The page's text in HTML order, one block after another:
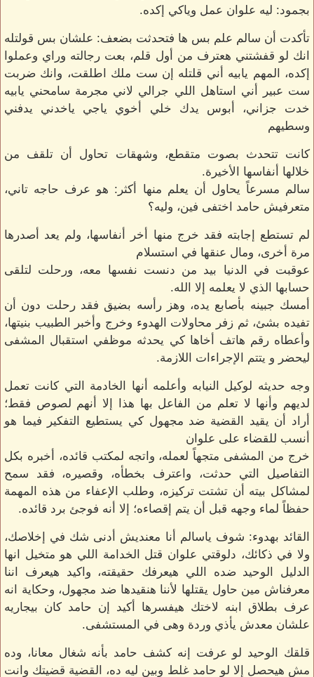
بجمود: ليه علوان عمل وياكي إكده.
تأكدت أن سالم علم بس ها فتحدثت بضعف: علشان بس قولتله
انك لو قفشتني هعترف من أول قلم، بعت رجالته وراي وعملوا
إكده، المهم يابيه أني قلتله إن ست ملك اطلقت، وانك ضربت
ست عبير أني استاهل اللي جرالي لاني مجرمة سامحني يابيه
خدت جزاني، أبوس يدك خلي أخوي ياجي ياخدني يدفني
وسطيهم
كانت تتحدث بصوت متقطع، وشهقات تحاول أن تلقف من
خلالها أنفاسها الأخيرة.
سالم مسرعاً يحاول أن يعلم منها أكثر: هو عرف حاجه تاني،
متعرفيش حامد اختفى فين، وليه؟
لم تستطع إجابته فقد خرج منها أخر أنفاسها، ولم يعد أصدرها
مرة أخرى، ومال عنقها في استسلام
عوقبت في الدنيا بيد من دنست نفسها معه، ورحلت لتلقى
حسابها الذي لا يعلمه إلا الله.
أمسك جبينه بأصابع يده، وهز رأسه بضيق فقد رحلت دون أن
تفيده بشئ، ثم زفر محاولات الهدوء وخرج وأخبر الطبيب بنيتها،
وأعطاه رقم هاتف أخاها كي يحدثه موظفي استقبال المشفى
ليحضر و يتتم الإجراءات اللازمة.
وجه حديثه لوكيل النيابه وأعلمه أنها الخادمة التي كانت تعمل
لديهم وأنها لا تعلم من الفاعل بها هذا إلا أنهم لصوص فقط؛
أراد أن يقيد القضية ضد مجهول كي يستطيع التفكير فيما هو
أنسب للقضاء على علوان
خرج من المشفى متجهاً لعمله، واتجه لمكتب قائده، أخبره بكل
التفاصيل التي حدثت، واعترف بخطأه، وقصيره، فقد سمح
لمشاكل بيته أن تشتت تركيزه، وطلب الإعفاء من هذه المهمة
حفظاً لماء وجهه قبل أن يتم إقصاءه؛ إلا أنه فوجئ برد قائده.
القائد بهدوء: شوف ياسالم أنا معنديش أدنى شك في إخلاصك،
ولا في ذكائك، دلوقتي علوان قتل الخدامة اللي هو متخيل انها
الدليل الوحيد ضده اللي هيعرفك حقيقته، واكيد هيعرف اننا
معرفناش مين حاول يقتلها لأننا هنقيدها ضد مجهول، وحكاية انه
عرف بطلاق ابنه لاختك هيفسرها أكيد إن حامد كان بيجاريه
علشان معدش يأذي وردة وهى في المستشفى.
قلقك الوحيد لو عرفت إنه كشف حامد بأنه شغال معانا، وده
مش هيحصل إلا لو حامد غلط وبين ليه ده، القضية قضيتك وانت